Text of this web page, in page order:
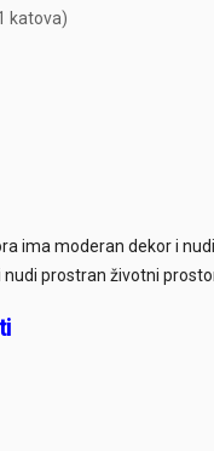
katova)
ima moderan dekor i
prostran životni